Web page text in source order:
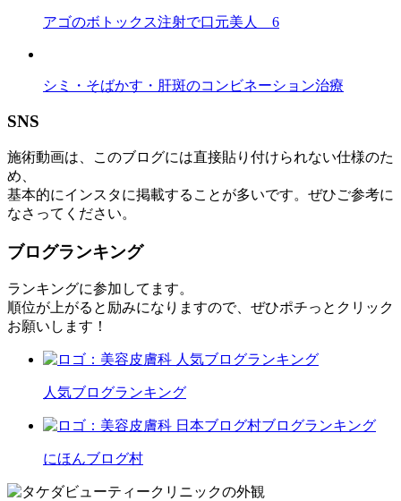
アゴのボトックス注射で口元美人 6
シミ・そばかす・肝斑のコンビネーション治療
SNS
施術動画は、このブログには直接貼り付けられない仕様のた
め、
基本的にインスタに掲載することが多いです。ぜひご参考に
なさってください。
ブログランキング
ランキングに参加してます。
順位が上がると励みになりますので、ぜひポチっとクリック
お願いします！
人気ブログランキング
にほんブログ村